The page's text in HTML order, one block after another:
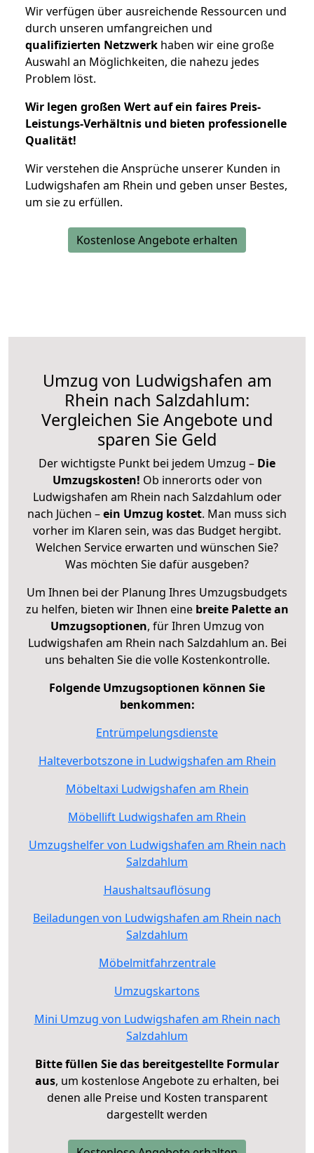
Wir verfügen über ausreichende Ressourcen und
durch unseren umfangreichen und
qualifizierten Netzwerk haben wir eine große
Auswahl an Möglichkeiten, die nahezu jedes
Problem löst.
Wir legen großen Wert auf ein faires Preis-
Leistungs-Verhältnis und bieten professionelle
Qualität!
Wir verstehen die Ansprüche unserer Kunden in
Ludwigshafen am Rhein und geben unser Bestes,
um sie zu erfüllen.
Kostenlose Angebote erhalten
Umzug von Ludwigshafen am
Rhein nach Salzdahlum:
Vergleichen Sie Angebote und
sparen Sie Geld
Der wichtigste Punkt bei jedem Umzug – Die
Umzugskosten! Ob innerorts oder von
Ludwigshafen am Rhein nach Salzdahlum oder
nach Jüchen –ein Umzug kostet. Man muss sich
vorher im Klaren sein, was das Budget hergibt.
Welchen Service erwarten und wünschen Sie?
Was möchten Sie dafür ausgeben?
Um Ihnen bei der Planung Ihres Umzugsbudgets
zu helfen, bieten wir Ihnen eine breite Palette an
Umzugsoptionen, für Ihren Umzug von
Ludwigshafen am Rhein nach Salzdahlum an. Bei
uns behalten Sie die volle Kostenkontrolle.
Folgende Umzugsoptionen können Sie
benkommen:
Entrümpelungsdienste
Halteverbotszone in Ludwigshafen am Rhein
Möbeltaxi Ludwigshafen am Rhein
Möbellift Ludwigshafen am Rhein
Umzugshelfer von Ludwigshafen am Rhein nach
Salzdahlum
Haushaltsauflösung
Beiladungen von Ludwigshafen am Rhein nach
Salzdahlum
Möbelmitfahrzentrale
Umzugskartons
Mini Umzug von Ludwigshafen am Rhein nach
Salzdahlum
Bitte füllen Sie das bereitgestellte Formular
aus, um kostenlose Angebote zu erhalten, bei
denen alle Preise und Kosten transparent
dargestellt werden